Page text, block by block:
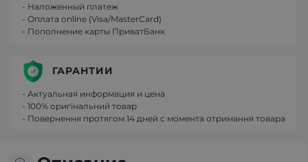
- Наложенный платеж
- Оплата online (Visa/MasterCard)
- Пополнение карты ПриватБанк
ГАРАНТИИ
- Актуальная информация и цена
- 100% оригінальний товар
- Повернення протягом 14 дней с момента отримання товара